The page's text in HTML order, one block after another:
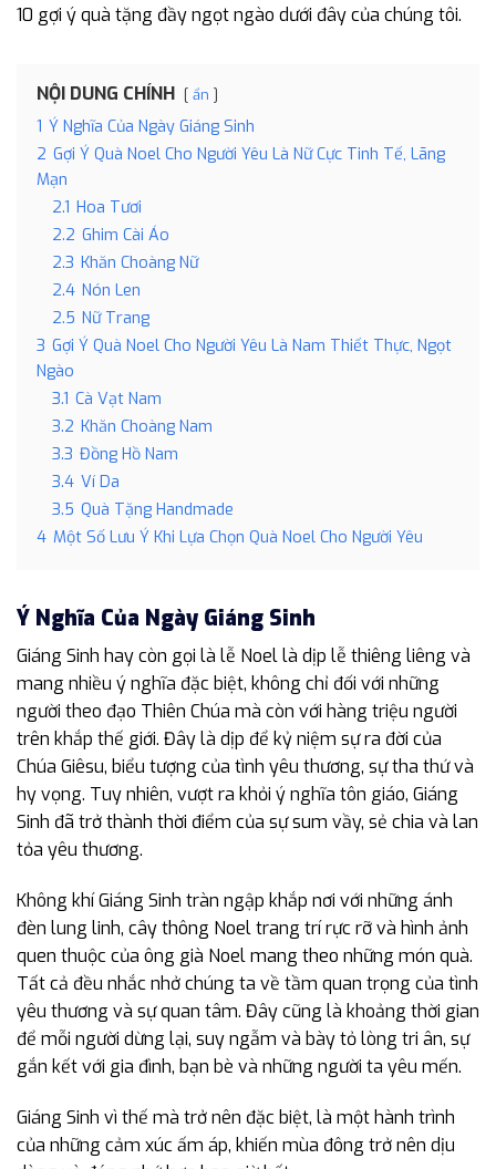
10 gợi ý quà tặng đầy ngọt ngào dưới đây của chúng tôi.
NỘI DUNG CHÍNH ẩn
1 Ý Nghĩa Của Ngày Giáng Sinh
2 Gợi Ý Quà Noel Cho Người Yêu Là Nữ Cực Tinh Tế, Lãng
Mạn
2.1 Hoa Tươi
2.2 Ghim Cài Áo
2.3 Khăn Choàng Nữ
2.4 Nón Len
2.5 Nữ Trang
3 Gợi Ý Quà Noel Cho Người Yêu Là Nam Thiết Thực, Ngọt
Ngào
3.1 Cà Vạt Nam
3.2 Khăn Choàng Nam
3.3 Đồng Hồ Nam
3.4 Ví Da
3.5 Quà Tặng Handmade
4 Một Số Lưu Ý Khi Lựa Chọn Quà Noel Cho Người Yêu
Ý Nghĩa Của Ngày Giáng Sinh
Giáng Sinh hay còn gọi là lễ Noel là dịp lễ thiêng liêng và
mang nhiều ý nghĩa đặc biệt, không chỉ đối với những
người theo đạo Thiên Chúa mà còn với hàng triệu người
trên khắp thế giới. Đây là dịp để kỷ niệm sự ra đời của
Chúa Giêsu, biểu tượng của tình yêu thương, sự tha thứ và
hy vọng. Tuy nhiên, vượt ra khỏi ý nghĩa tôn giáo, Giáng
Sinh đã trở thành thời điểm của sự sum vầy, sẻ chia và lan
tỏa yêu thương.
Không khí Giáng Sinh tràn ngập khắp nơi với những ánh
đèn lung linh, cây thông Noel trang trí rực rỡ và hình ảnh
quen thuộc của ông già Noel mang theo những món quà.
Tất cả đều nhắc nhở chúng ta về tầm quan trọng của tình
yêu thương và sự quan tâm. Đây cũng là khoảng thời gian
để mỗi người dừng lại, suy ngẫm và bày tỏ lòng tri ân, sự
gắn kết với gia đình, bạn bè và những người ta yêu mến.
Giáng Sinh vì thế mà trở nên đặc biệt, là một hành trình
của những cảm xúc ấm áp, khiến mùa đông trở nên dịu